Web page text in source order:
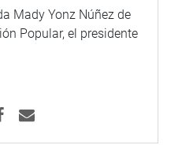
Mady Yonz Núñez de
Popular, el presidente